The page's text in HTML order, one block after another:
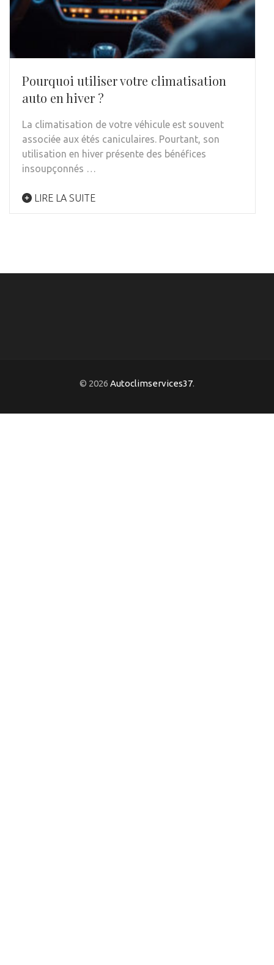
Pourquoi utiliser votre climatisation
auto en hiver ?
La climatisation de votre véhicule est souvent
associée aux étés caniculaires. Pourtant, son
utilisation en hiver présente des bénéfices
insoupçonnés …
LIRE LA SUITE
© 2026 Autoclimservices37.